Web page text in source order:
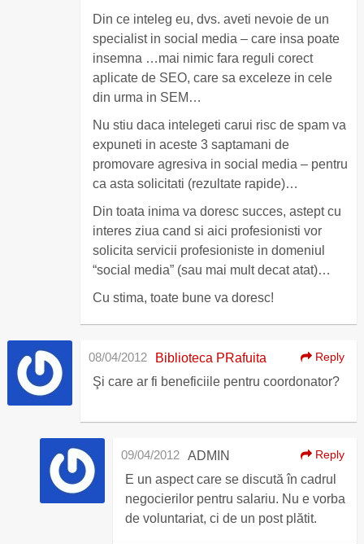
Din ce inteleg eu, dvs. aveti nevoie de un
specialist in social media – care insa poate
insemna …mai nimic fara reguli corect
aplicate de SEO, care sa exceleze in cele
din urma in SEM…
Nu stiu daca intelegeti carui risc de spam va
expuneti in aceste 3 saptamani de
promovare agresiva in social media – pentru
ca asta solicitati (rezultate rapide)…
Din toata inima va doresc succes, astept cu
interes ziua cand si aici profesionisti vor
solicita servicii profesioniste in domeniul
“social media” (sau mai mult decat atat)…
Cu stima, toate bune va doresc!
Biblioteca PRafuita
08/04/2012 Reply
Şi care ar fi beneficiile pentru coordonator?
ADMIN
09/04/2012 Reply
E un aspect care se discută în cadrul
negocierilor pentru salariu. Nu e vorba
de voluntariat, ci de un post plătit.